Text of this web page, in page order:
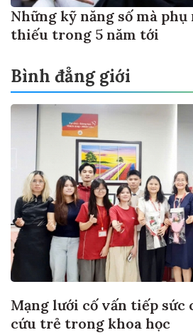
Những kỹ năng số mà
thiếu trong 5 năm tới
Bình đẳng giới
Mạng lưới cố vấn tiếp sức
cứu trẻ trong khoa học